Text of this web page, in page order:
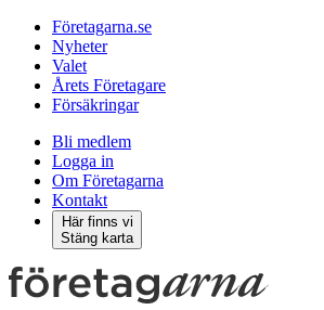
Företagarna.se
Nyheter
Valet
Årets Företagare
Försäkringar
Bli medlem
Logga in
Om Företagarna
Kontakt
Här finns vi
Stäng karta